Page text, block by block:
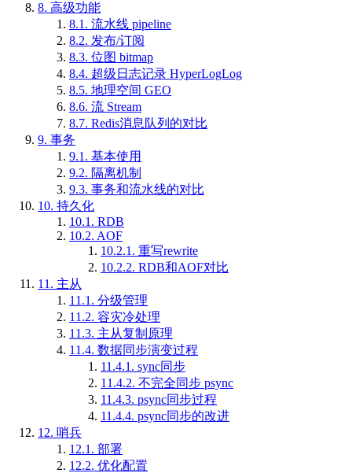
8. 高级功能
8.1. 流水线 pipeline
8.2. 发布/订阅
8.3. 位图 bitmap
8.4. 超级日志记录 HyperLogLog
8.5. 地理空间 GEO
8.6. 流 Stream
8.7. Redis消息队列的对比
9. 事务
9.1. 基本使用
9.2. 隔离机制
9.3. 事务和流水线的对比
10. 持久化
10.1. RDB
10.2. AOF
10.2.1. 重写rewrite
10.2.2. RDB和AOF对比
11. 主从
11.1. 分级管理
11.2. 容灾冷处理
11.3. 主从复制原理
11.4. 数据同步演变过程
11.4.1. sync同步
11.4.2. 不完全同步 psync
11.4.3. psync同步过程
11.4.4. psync同步的改进
12. 哨兵
12.1. 部署
12.2. 优化配置